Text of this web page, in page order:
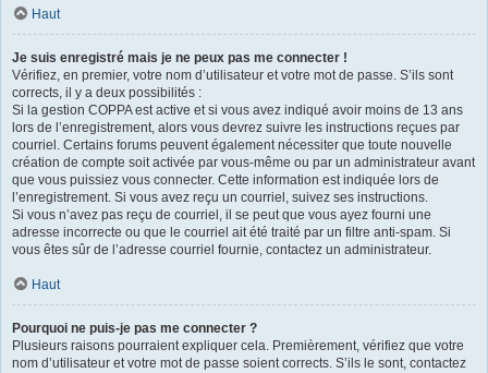
Haut
Je suis enregistré mais je ne peux pas me connecter !
Vérifiez, en premier, votre nom d’utilisateur et votre mot de passe. S’ils sont
corrects, il y a deux possibilités :
Si la gestion COPPA est active et si vous avez indiqué avoir moins de 13 ans
lors de l’enregistrement, alors vous devrez suivre les instructions reçues par
courriel. Certains forums peuvent également nécessiter que toute nouvelle
création de compte soit activée par vous-même ou par un administrateur avant
que vous puissiez vous connecter. Cette information est indiquée lors de
l’enregistrement. Si vous avez reçu un courriel, suivez ses instructions.
Si vous n’avez pas reçu de courriel, il se peut que vous ayez fourni une
adresse incorrecte ou que le courriel ait été traité par un filtre anti-spam. Si
vous êtes sûr de l’adresse courriel fournie, contactez un administrateur.
Haut
Pourquoi ne puis-je pas me connecter ?
Plusieurs raisons pourraient expliquer cela. Premièrement, vérifiez que votre
nom d’utilisateur et votre mot de passe soient corrects. S’ils le sont, contactez